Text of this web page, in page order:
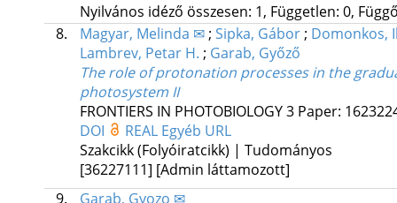
Nyilvános idéző összesen: 1, Független: 0,
8.
Magyar, Melinda ✉ ; Sipka, Gábor ; Domonkos,
Lambrev, Petar H. ; Garab, Győző
The role of protonation processes in the
photosystem II
FRONTIERS IN PHOTOBIOLOGY3 Paper:
DOI
REAL Egyéb URL
Szakcikk (Folyóiratcikk) | Tudományos
[36227111] [Admin láttamozott]
9.
Garab, Gyozo ✉